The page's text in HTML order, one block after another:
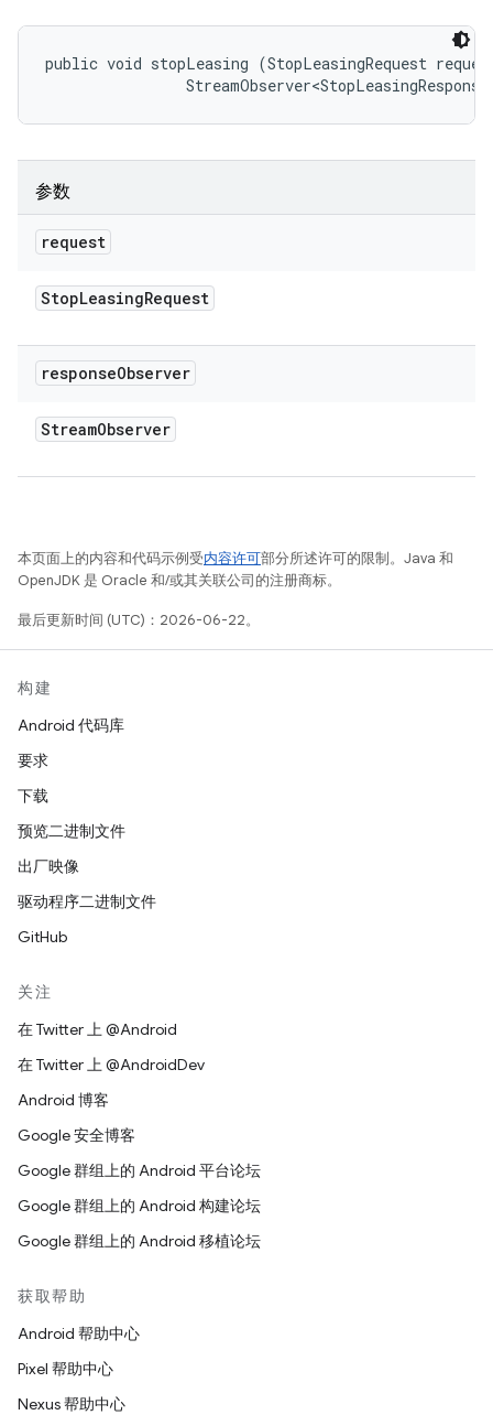
public void stopLeasing (StopLeasingRequest
参数
request
StopLeasingRequest
responseObserver
StreamObserver
本页面上的内容和代码示例受内容许可部分所述许可的限制。Java 和
OpenJDK 是 Oracle 和/或其关联公司的注册商标。
最后更新时间 (UTC)：2026-06-22。
构建
Android 代码库
要求
下载
预览二进制文件
出厂映像
驱动程序二进制文件
GitHub
关注
在 Twitter 上 @Android
在 Twitter 上 @AndroidDev
Android 博客
Google 安全博客
Google 群组上的 Android 平台论坛
Google 群组上的 Android 构建论坛
Google 群组上的 Android 移植论坛
获取帮助
Android 帮助中心
Pixel 帮助中心
Nexus 帮助中心